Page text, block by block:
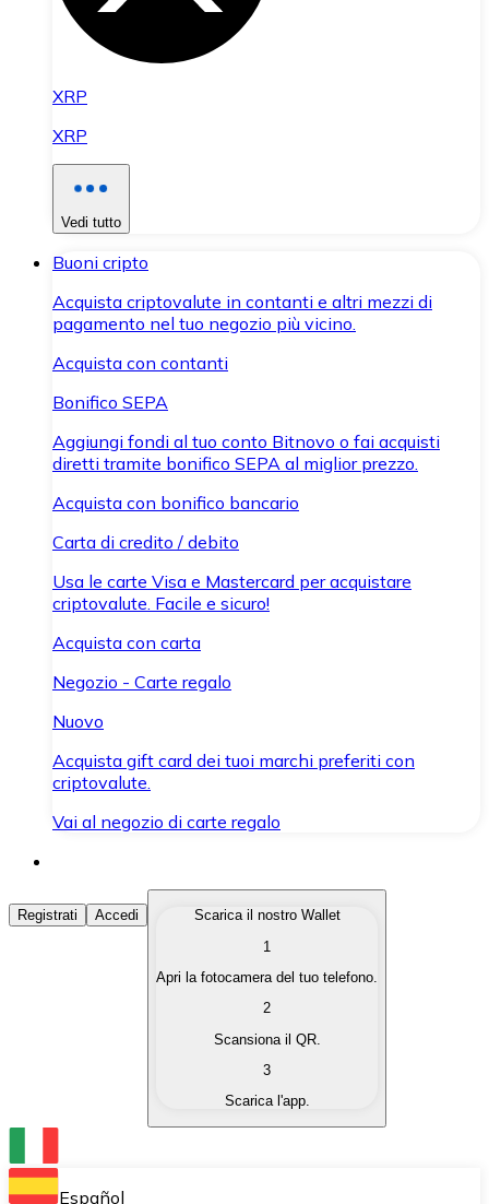
XRP
XRP
Vedi tutto
Buoni cripto
Acquista criptovalute in contanti e altri mezzi di
pagamento nel tuo negozio più vicino.
Acquista con contanti
Bonifico SEPA
Aggiungi fondi al tuo conto Bitnovo o fai acquisti
diretti tramite bonifico SEPA al miglior prezzo.
Acquista con bonifico bancario
Carta di credito / debito
Usa le carte Visa e Mastercard per acquistare
criptovalute. Facile e sicuro!
Acquista con carta
Negozio - Carte regalo
Nuovo
Acquista gift card dei tuoi marchi preferiti con
criptovalute.
Vai al negozio di carte regalo
Acquista Criptovalute
Acquista le criptovalute che ti interessano in modo
Converti le tue criptovalute in valuta fiat quando ne
Scambia una criptovaluta con un'altra
Conserva le tue cripto in un Wallet self-custodial.
Registrati Accedi
Scarica il nostro Wallet
1
Apri la fotocamera del tuo telefono.
2
Scansiona il QR.
3
Scarica l'app.
Español